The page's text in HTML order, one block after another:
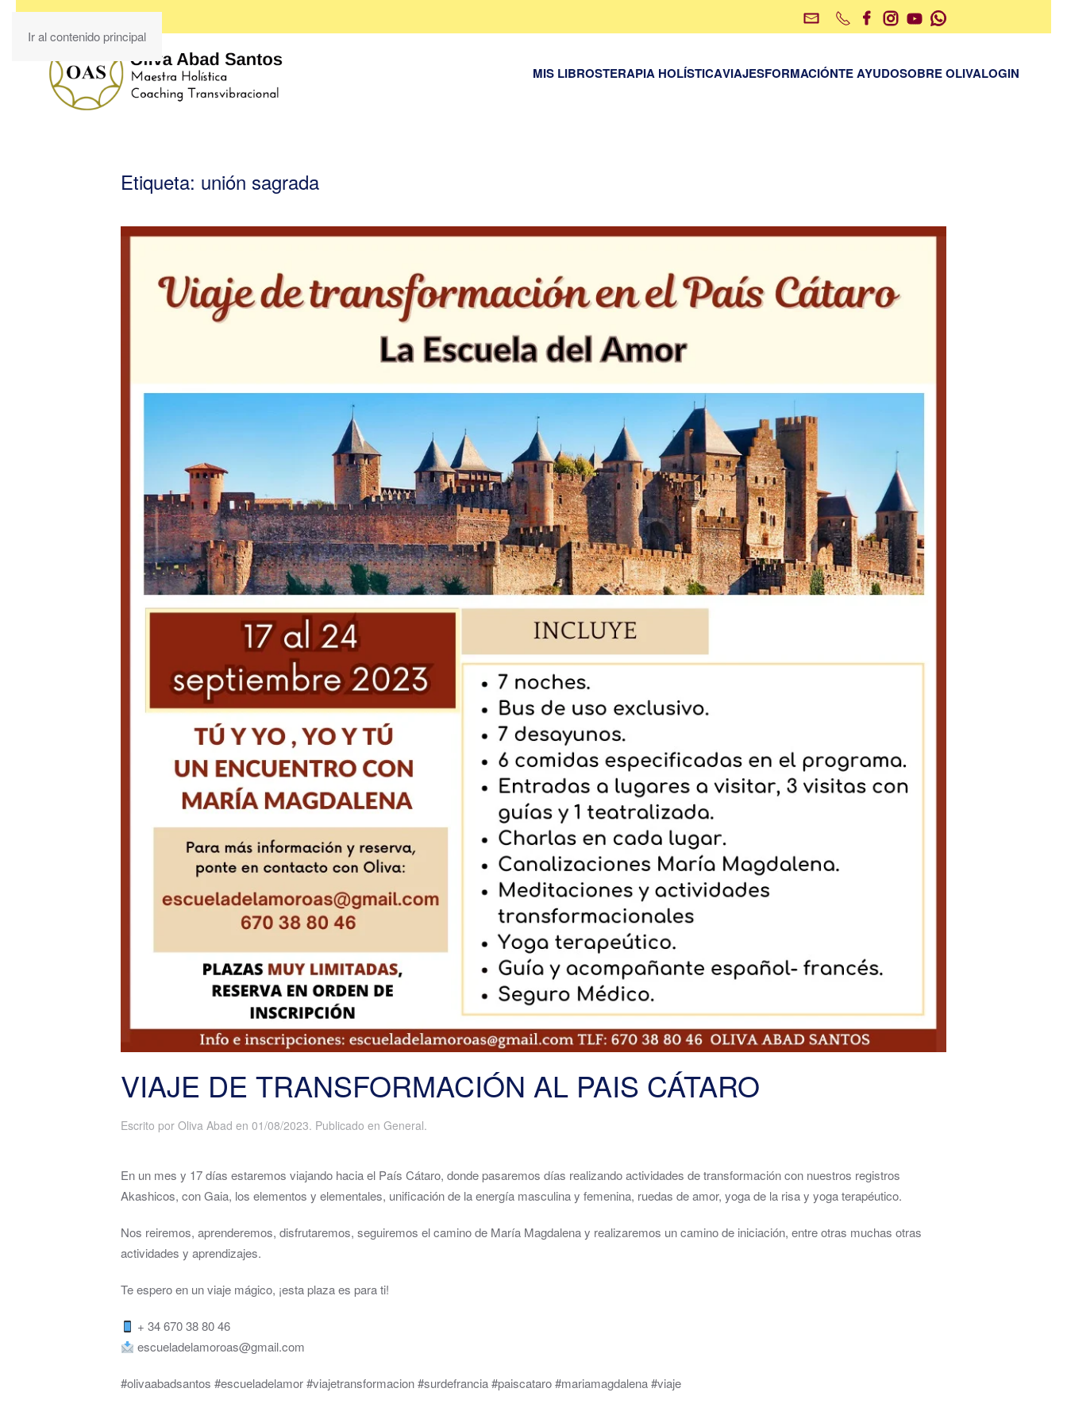
Ir al contenido principal
MIS LIBROSTERAPIA HOLÍSTICAVIAJESFORMACIÓNTE AYUDOSOBRE OLIVALOGIN
Etiqueta: unión sagrada
VIAJE DE TRANSFORMACIÓN AL PAIS CÁTARO
Escrito por Oliva Abad en 01/08/2023. Publicado en General.
En un mes y 17 días estaremos viajando hacia el País Cátaro, donde pasaremos días realizando actividades de transformación con nuestros registros
Akashicos, con Gaia, los elementos y elementales, unificación de la energía masculina y femenina, ruedas de amor, yoga de la risa y yoga terapéutico.
Nos reiremos, aprenderemos, disfrutaremos, seguiremos el camino de María Magdalena y realizaremos un camino de iniciación, entre otras muchas otras
actividades y aprendizajes.
Te espero en un viaje mágico, ¡esta plaza es para ti!
+ 34 670 38 80 46
escueladelamoroas@gmail.com
#olivaabadsantos #escueladelamor #viajetransformacion #surdefrancia #paiscataro #mariamagdalena #viaje